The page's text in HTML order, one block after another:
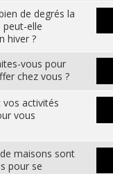
de degrés la
elle
hiver ?
vous pour
chez vous ?
vos activités
vous
maisons sont
pour se